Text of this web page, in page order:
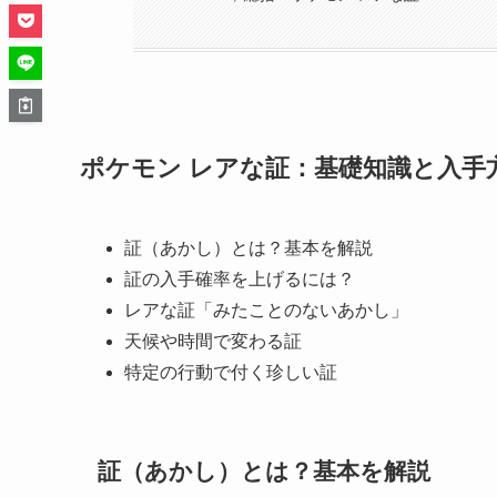
ポケモン レアな証：基礎知識と入手
証（あかし）とは？基本を解説
証の入手確率を上げるには？
レアな証「みたことのないあかし」
天候や時間で変わる証
特定の行動で付く珍しい証
証（あかし）とは？基本を解説